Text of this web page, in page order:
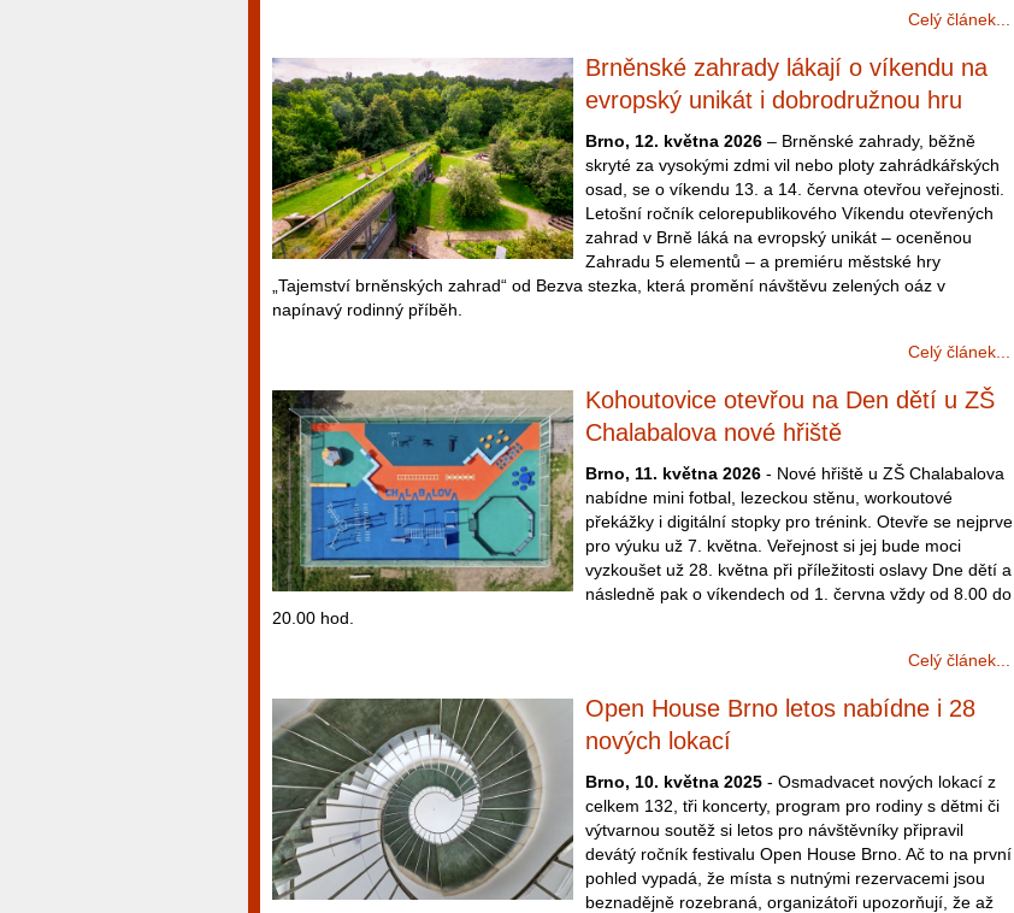
Celý článek...
Brněnské zahrady lákají o víkendu na
evropský unikát i dobrodružnou hru
Brno, 12. května 2026 – Brněnské zahrady, běžně
skryté za vysokými zdmi vil nebo ploty zahrádkářských
osad, se o víkendu 13. a 14. června otevřou veřejnosti.
Letošní ročník celorepublikového Víkendu otevřených
zahrad v Brně láká na evropský unikát – oceněnou
Zahradu 5 elementů – a premiéru městské hry
„Tajemství brněnských zahrad“ od Bezva stezka, která promění návštěvu zelených oáz v
napínavý rodinný příběh.
Celý článek...
Kohoutovice otevřou na Den dětí u ZŠ
Chalabalova nové hřiště
Brno, 11. května 2026 - Nové hřiště u ZŠ Chalabalova
nabídne mini fotbal, lezeckou stěnu, workoutové
překážky i digitální stopky pro trénink. Otevře se nejprve
pro výuku už 7. května. Veřejnost si jej bude moci
vyzkoušet už 28. května při příležitosti oslavy Dne dětí a
následně pak o víkendech od 1. června vždy od 8.00 do
20.00 hod.
Celý článek...
Open House Brno letos nabídne i 28
nových lokací
Brno, 10. května 2025 - Osmadvacet nových lokací z
celkem 132, tři koncerty, program pro rodiny s dětmi či
výtvarnou soutěž si letos pro návštěvníky připravil
devátý ročník festivalu Open House Brno. Ač to na první
pohled vypadá, že místa s nutnými rezervacemi jsou
beznadějně rozebraná, organizátoři upozorňují, že až